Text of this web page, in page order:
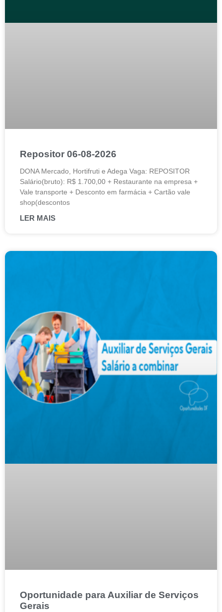
Repositor 06-08-2026
DONA Mercado, Hortifruti e Adega Vaga: REPOSITOR
Salário(bruto): R$ 1.700,00 + Restaurante na empresa +
Vale transporte + Desconto em farmácia + Cartão vale
shop(descontos
LER MAIS
Oportunidade para Auxiliar de Serviços
Gerais